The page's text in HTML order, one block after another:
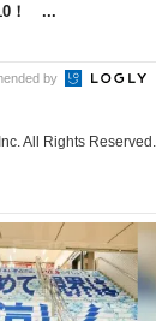
！ ...
by
All Rights Reserved.